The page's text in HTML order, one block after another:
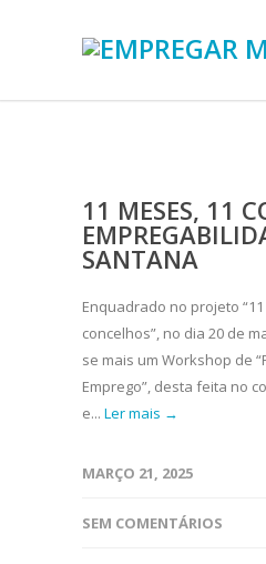
11 MESES, 11
SANTANA
Enquadrado no projeto “11
concelhos”, no dia 20 de
se mais um Workshop de
Emprego”, desta feita no
e... Ler mais →
MARÇO 21, 2025
SEM COMENTÁRIOS